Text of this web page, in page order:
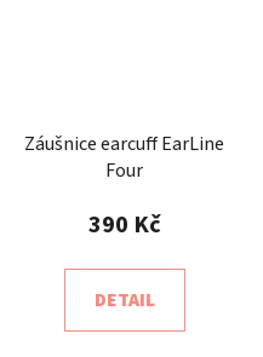
Záušnice earcuff EarLine
Four
390 Kč
DETAIL